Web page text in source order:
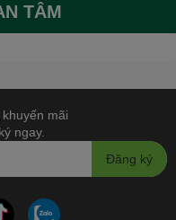
TÂM
mãi
ngay.
Đăng ký